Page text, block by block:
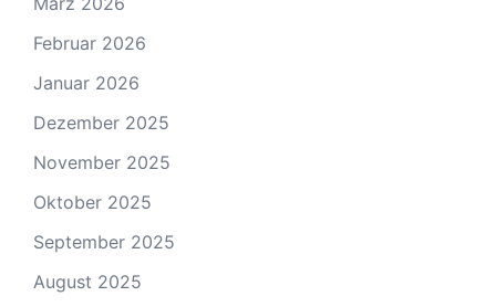
Februar 2026
Januar 2026
Dezember 2025
November 2025
Oktober 2025
September 2025
August 2025